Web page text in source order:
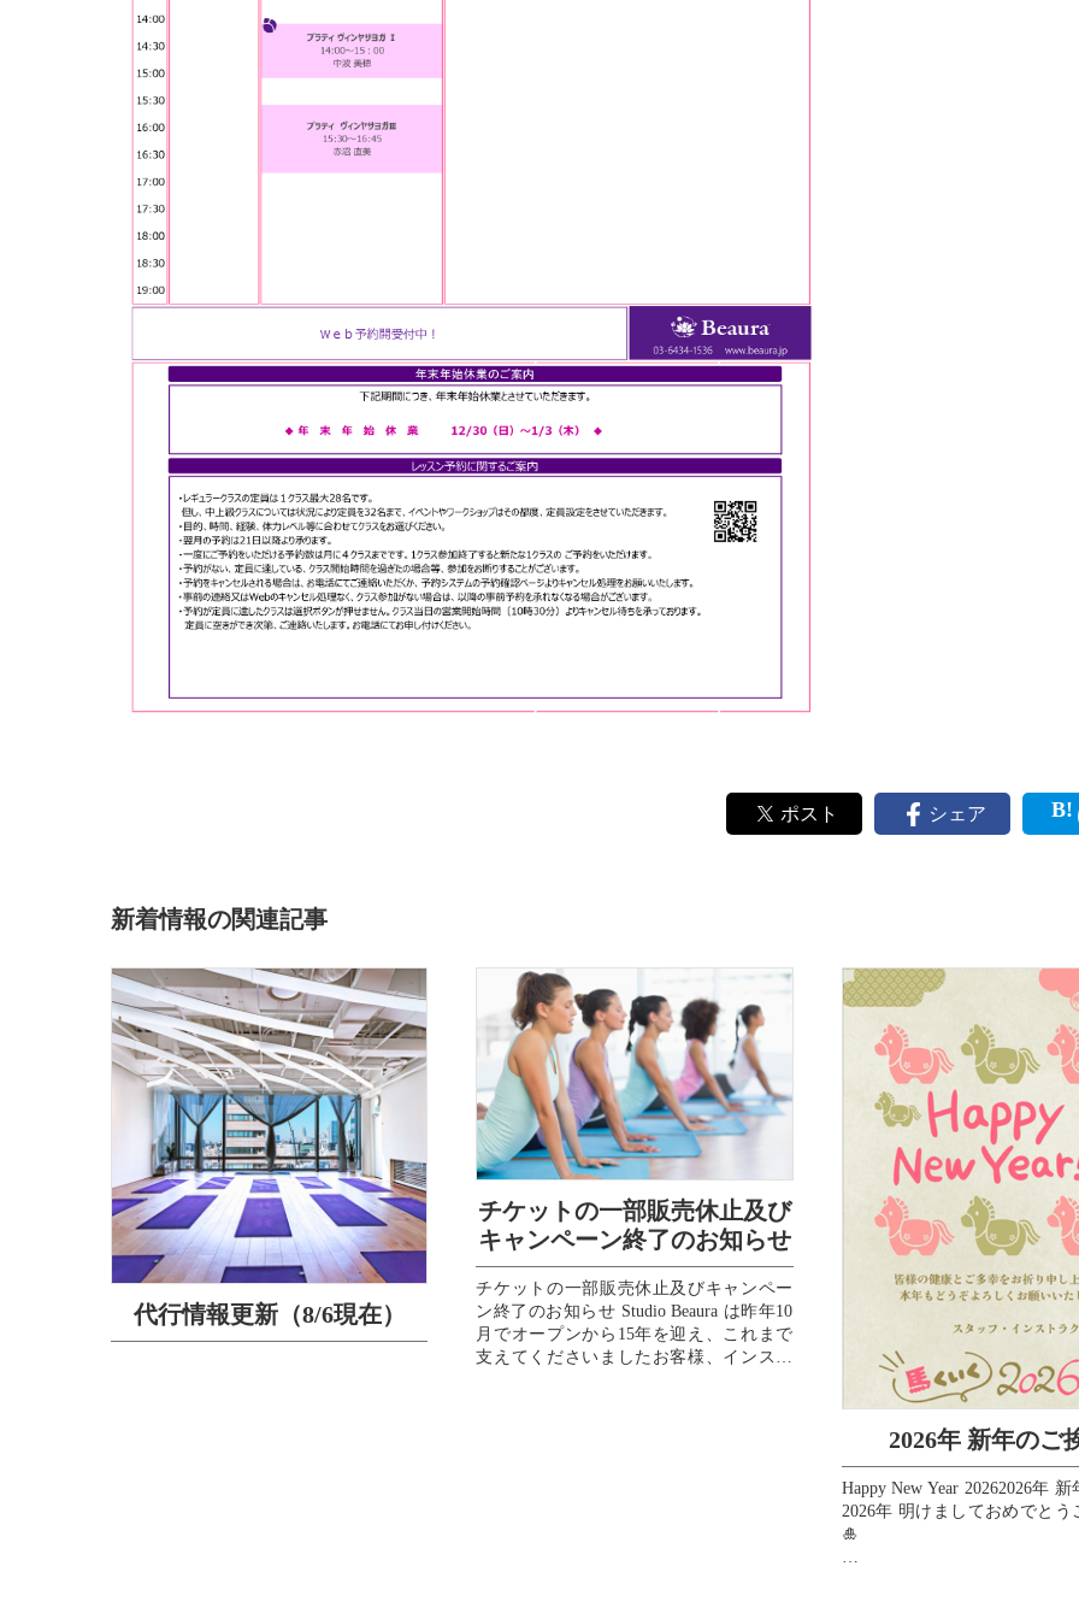
ポスト シェア
新着情報の関連記事
代行情報更新（8/6現在）
チケットの一部販売休止及び
キャンペーン終了のお知らせ
チケットの一部販売休止及びキャンペー
ン終了のお知らせ Studio Beaura は昨年10
月でオープンから15年を迎え、これまで
支えてくださいましたお客様、インスト
2026年 新年のご
Happy New Year 20262026年
2026年 明けましておめでとう
🎍